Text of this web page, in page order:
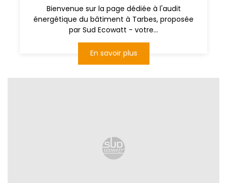
Bienvenue sur la page dédiée à l'audit
énergétique du bâtiment à Tarbes, proposée
par Sud Ecowatt - votre...
En savoir plus